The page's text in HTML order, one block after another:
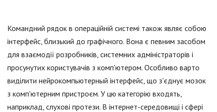
Командний рядок в операційній системі також являє собою
інтерфейс, близький до графічного. Вона є певним засобом
для взаємодії розробників, системних адміністраторів і
просунутих користувачів з комп'ютером. Особливо варто
виділити нейрокомпьютерный інтерфейс, що з'єднує мозок
з комп'ютерним пристроєм. У цю категорію входять,
наприклад, слухові протези. В інтернет-середовищі і сфері